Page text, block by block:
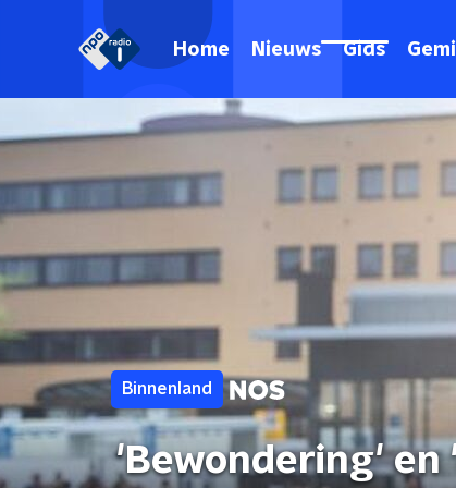
Home Nieuws Gids
Binnenland
'Bewondering'